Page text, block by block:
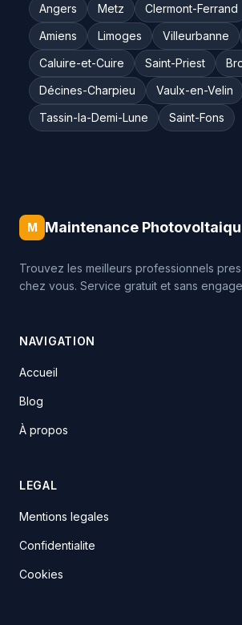
Angers
Metz Clermont-Ferrand
Amiens
Limoges Villeurbanne
Caluire-et-Cuire
Saint-Priest
Décines-Charpieu
Vaulx-en-Velin
Tassin-la-Demi-Lune
Saint-Fons
M Maintenance
Trouvez les meilleurs professionnels
chez vous. Service gratuit et sans
NAVIGATION
Accueil
Blog
À propos
LEGAL
Mentions legales
Confidentialite
Cookies